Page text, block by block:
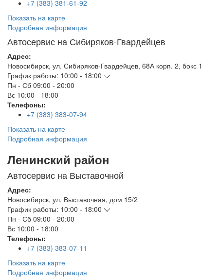
+7 (383) 381-61-92
Показать на карте
Подробная информация
Автосервис на Сибиряков-Гвардейцев
Адрес:
Новосибирск, ул. Сибиряков-Гвардейцев, 68А корп. 2, бокс 1
График работы: 10:00 - 18:00
Пн - Сб 09:00 - 20:00
Вс 10:00 - 18:00
Телефоны:
+7 (383) 383-07-94
Показать на карте
Подробная информация
Ленинский район
Автосервис на Выставочной
Адрес:
Новосибирск, ул. Выставочная, дом 15/2
График работы: 10:00 - 18:00
Пн - Сб 09:00 - 20:00
Вс 10:00 - 18:00
Телефоны:
+7 (383) 383-07-11
Показать на карте
Подробная информация